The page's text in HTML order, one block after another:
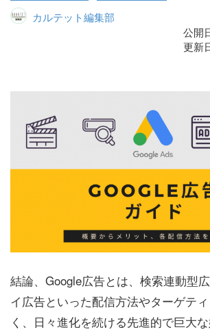
お申し込みから運用開始までの流れ
カルテット編集部
公開
更新
結論、Google広告とは、検索連動型
イ広告といった配信方法やターゲテ
く、日々進化を続ける先進的で巨大